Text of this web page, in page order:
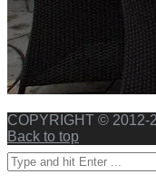
COPYRIGHT ©
Back to top
Search
for: